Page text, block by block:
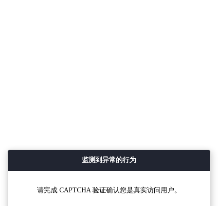
监测到异常的行为
请完成 CAPTCHA 验证确认您是真实访问用户。